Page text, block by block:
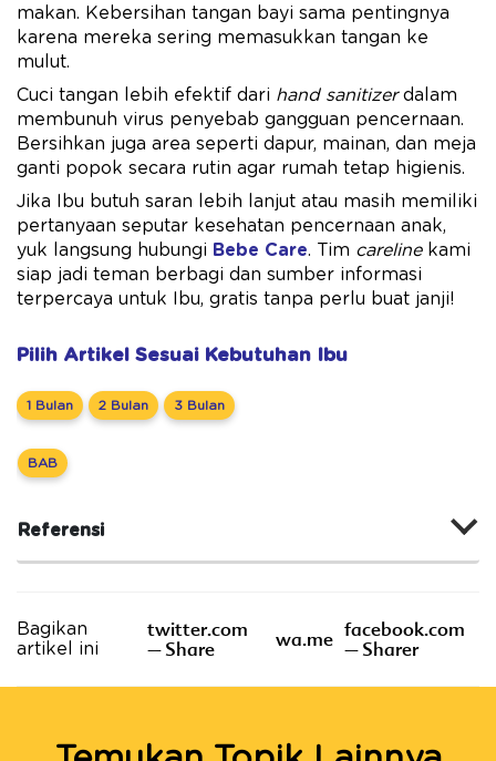
makan. Kebersihan tangan bayi sama pentingnya
karena mereka sering memasukkan tangan ke
mulut.
Cuci tangan lebih efektif dari hand sanitizerdalam
membunuh virus penyebab gangguan pencernaan.
Bersihkan juga area seperti dapur, mainan, dan meja
ganti popok secara rutin agar rumah tetap higienis.
Jika Ibu butuh saran lebih lanjut atau masih memiliki
pertanyaan seputar kesehatan pencernaan anak,
yuk langsung hubungi Bebe Care. Tim carelinekami
siap jadi teman berbagi dan sumber informasi
terpercaya untuk Ibu, gratis tanpa perlu buat janji!
Pilih Artikel Sesuai Kebutuhan Ibu
1 Bulan 2 Bulan 3 Bulan
BAB
Referensi
Bagikan
artikel ini
twitter.com
– Share
wa.me facebook.com
– Sharer